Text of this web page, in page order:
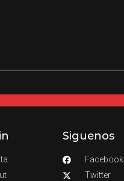
Siguenos
Facebook
Twitter